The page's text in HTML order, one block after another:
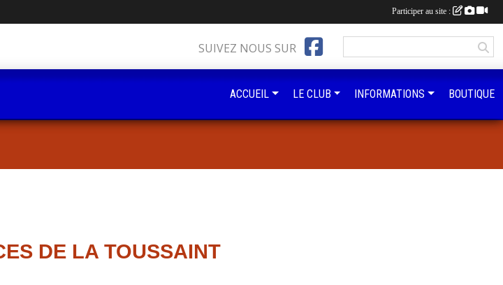
DE LA TOUSSAINT
SUIVEZ NOUS SUR
ACCUEIL LE CLUB INFORMATIONS BOUTIQUE
Participer au site :